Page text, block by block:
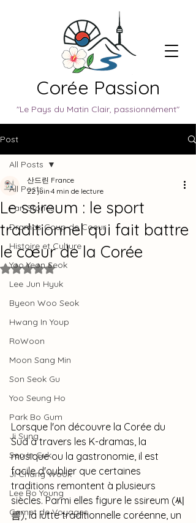
Corée Passion
"Le Pays du Matin Clair, passionnément"
Post
All Posts
Fan Stories
Dramas Coup de Coeur
Histoire et Culture
Yoo Yeon Seok
Lee Jun Hyuk
Byeon Woo Seok
Hwang In Youp
RoWoon
Moon Sang Min
Son Seok Gu
Yoo Seung Ho
Park Bo Gum
Ji Sung
Seo In Guk
Ji Chang Wook
Lee Bo Young
Carnet de Voyages
All Posts
Le ssireum : le sport
traditionnel qui fait battre
le cœur de la Corée
산드린 France
22 juin 4 min de lecture
Noté NaN étoiles sur 5.
Lorsque l'on découvre la Corée du
Sud à travers les K-dramas, la
musique ou la gastronomie, il est
facile d'oublier que certaines
traditions remontent à plusieurs
siècles. Parmi elles figure le ssireum (씨
름), la lutte traditionnelle coréenne, un